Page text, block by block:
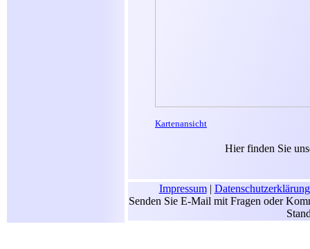
Kartenansicht
Hier finden Sie
Impressum| Datenschutzerklärung
Senden Sie E-Mail mit Fragen oder